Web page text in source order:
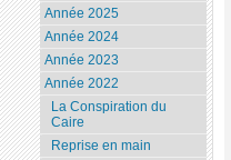
Année 2025
Année 2024
Année 2023
Année 2022
La Conspiration du
Caire
Reprise en main